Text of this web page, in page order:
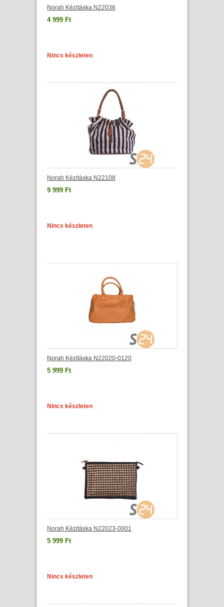
Norah Kézitáska N22036
4 999 Ft
Nincs készleten
Norah Kézitáska N22108
9 999 Ft
Nincs készleten
Norah Kézitáska N22020-0120
5 999 Ft
Nincs készleten
Norah Kézitáska N22023-0001
5 999 Ft
Nincs készleten